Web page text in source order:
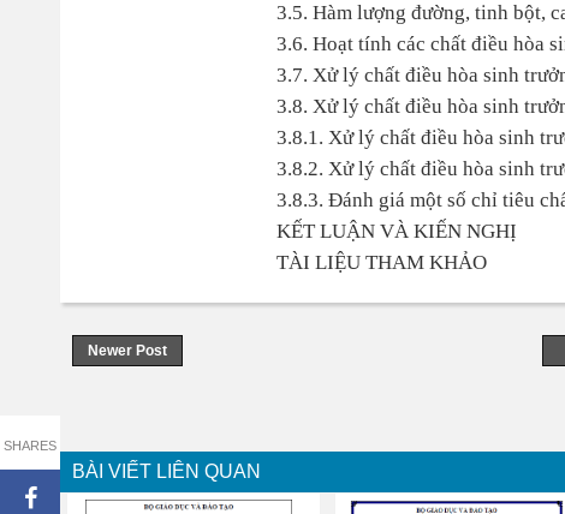
SHARES
3.5. Hàm lượng đường, tinh bột,
3.6. Hoạt tính các chất điều hòa
3.7. Xử lý chất điều hòa sinh
3.8. Xử lý chất điều hòa sinh
3.8.1. Xử lý chất điều hòa sinh
3.8.2. Xử lý chất điều hòa sinh
3.8.3. Đánh giá một số chỉ tiêu
KẾT LUẬN VÀ KIẾN NGHỊ
TÀI LIỆU THAM KHẢO
Newer Post
BÀI VIẾT LIÊN QUAN